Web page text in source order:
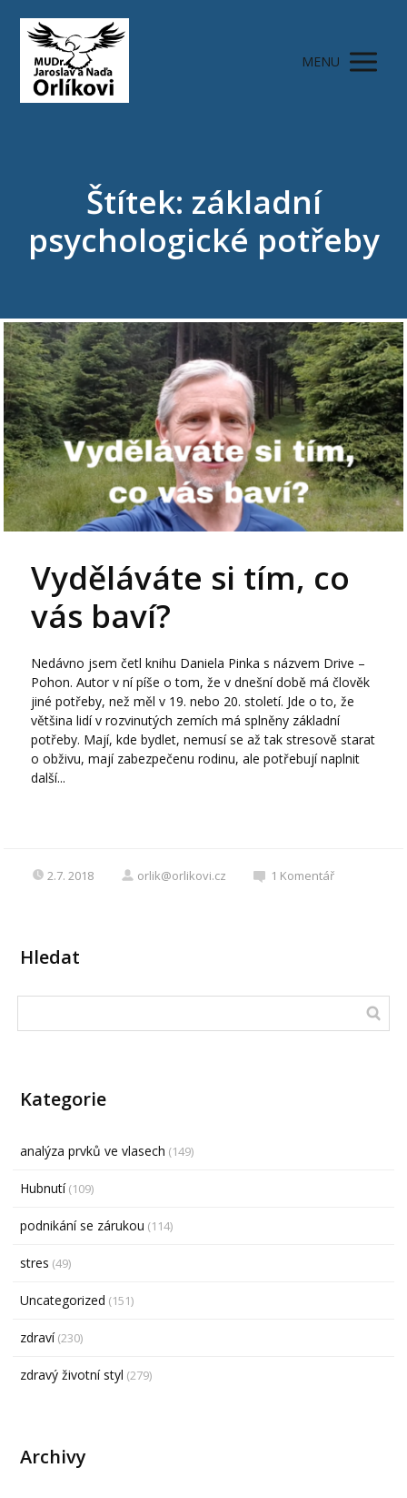
MENU
Štítek: základní
psychologické potřeby
Vyděláváte si tím, co
vás baví?
Nedávno jsem četl knihu Daniela Pinka s názvem Drive –
Pohon. Autor v ní píše o tom, že v dnešní době má člověk
jiné potřeby, než měl v 19. nebo 20. století. Jde o to, že
většina lidí v rozvinutých zemích má splněny základní
potřeby. Mají, kde bydlet, nemusí se až tak stresově starat
o obživu, mají zabezpečenu rodinu, ale potřebují naplnit
další...
2.7. 2018 orlik@orlikovi.cz 1 Komentář
Hledat
Kategorie
analýza prvků ve vlasech (149)
Hubnutí(109)
podnikání se zárukou (114)
stres (49)
Uncategorized (151)
zdraví(230)
zdravý životní styl (279)
Archivy